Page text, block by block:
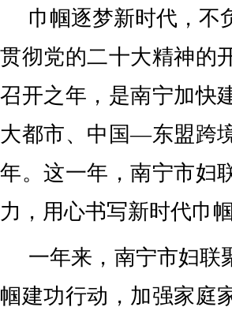
巾帼逐梦新时代，不
贯彻党的二十大精神的
召开之年，是南宁加快
大都市、中国—东盟跨
年。这一年，南宁市妇
力，用心书写新时代巾帼
一年来，南宁市妇联
帼建功行动，加强家庭